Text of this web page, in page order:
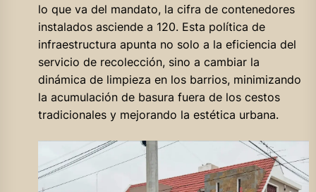
lo que va del mandato, la cifra de contenedores
instalados asciende a 120. Esta política de
infraestructura apunta no solo a la eficiencia del
servicio de recolección, sino a cambiar la
dinámica de limpieza en los barrios, minimizando
la acumulación de basura fuera de los cestos
tradicionales y mejorando la estética urbana.